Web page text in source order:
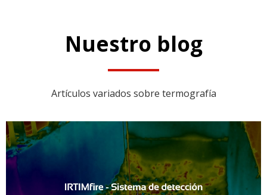
Nuestro blog
Artículos variados sobre termografía